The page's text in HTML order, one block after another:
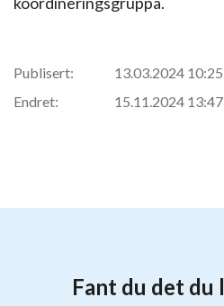
Publisert:
13.03.2024 10:25
Endret:
15.11.2024 13:47